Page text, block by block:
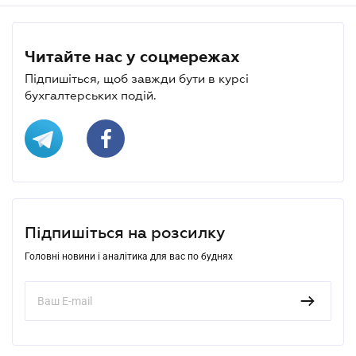
Читайте нас у соцмережах
Підпишіться, щоб завжди бути в курсі
бухгалтерських подій.
Підпишіться на розсилку
Головні новини і аналітика для вас по буднях